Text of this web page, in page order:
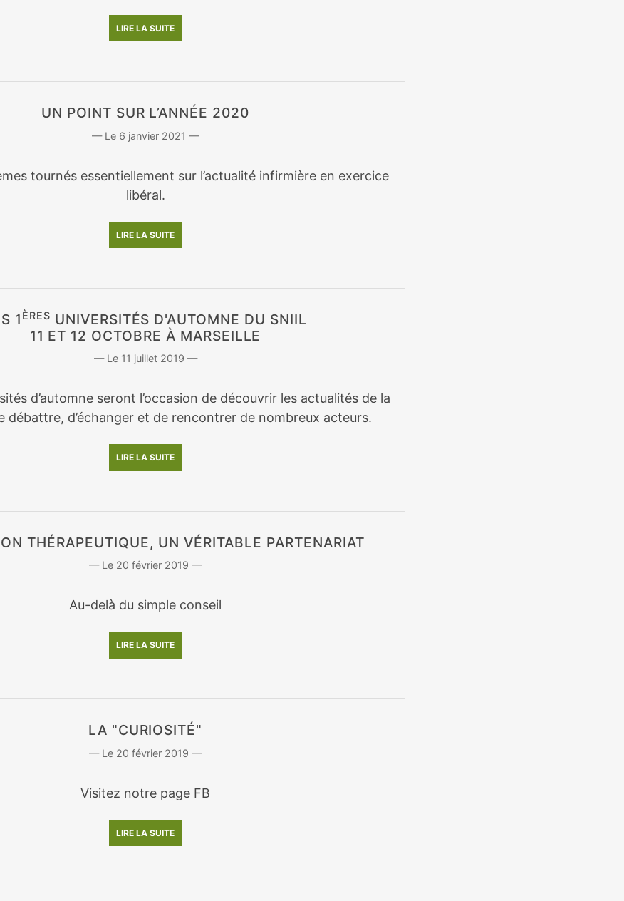
LIRE LA SUITE
UN POINT SUR L’ANNÉE 2020
6 janvier 2021
tournés essentiellement sur l’actualité infirmière en exercice
libéral.
LIRE LA SUITE
1 ÈRES UNIVERSITÉS D'AUTOMNE DU SNIIL
11 ET 12 OCTOBRE À MARSEILLE
11 juillet 2019
d’automne seront l’occasion de découvrir les actualités de la
débattre, d’échanger et de rencontrer de nombreux acteurs.
LIRE LA SUITE
THÉRAPEUTIQUE, UN VÉRITABLE PARTENARIAT
20 février 2019
Au-delà du simple conseil
LIRE LA SUITE
LA "CURIOSITÉ"
20 février 2019
Visitez notre page FB
LIRE LA SUITE